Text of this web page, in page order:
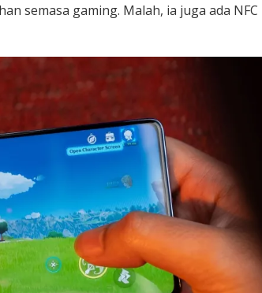
semasa gaming. Malah, ia juga ada NFC